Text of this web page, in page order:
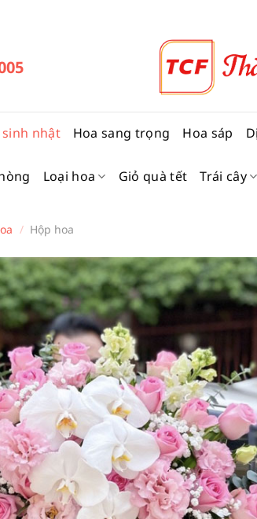
sinh nhật Hoa sang trọng Hoa sáp
Loại hoa Giỏ quà tết Trái cây
/ Hộp hoa